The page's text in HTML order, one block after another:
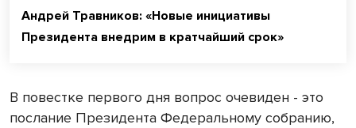
Андрей Травников: «Новые инициативы
Президента внедрим в кратчайший срок»
В повестке первого дня вопрос очевиден - это
послание Президента Федеральному собранию,